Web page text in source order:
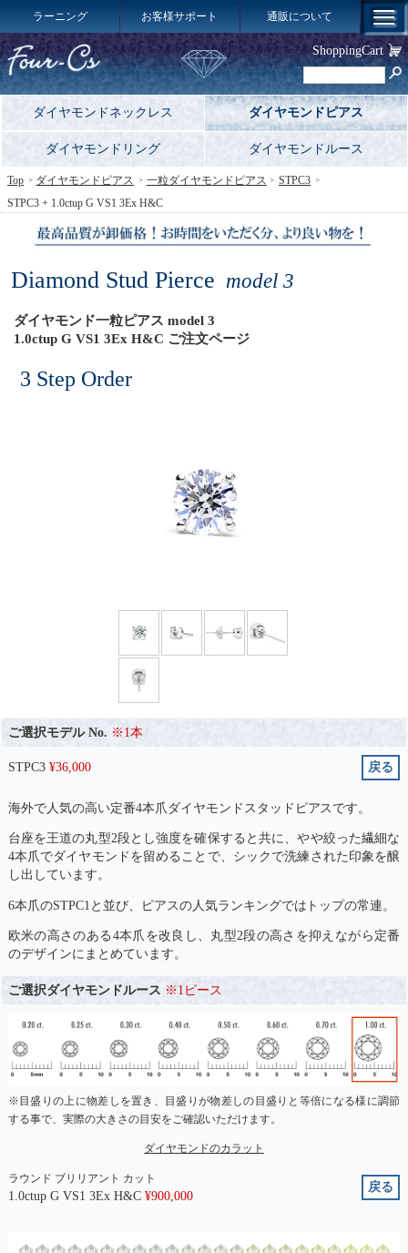
ラーニング お客様サポート 通販について
ダイヤモンドネックレス ダイヤモンドピアス
ダイヤモンドリング ダイヤモンドルース
Diamond Stud Pierce model 3
ダイヤモンド一粒ピアス model 3
1.0ctup G VS1 3Ex H&C ご注文ページ
3 Step Order
ご選択モデル No. ※1本
STPC3 ¥36,000 戻る
海外で人気の高い定番4本爪ダイヤモンドスタッドピアスです。
台座を王道の丸型2段とし強度を確保すると共に、やや絞った繊細な
4本爪でダイヤモンドを留めることで、シックで洗練された印象を醸
し出しています。
6本爪のSTPC1と並び、ピアスの人気ランキングではトップの常連。
欧米の高さのある4本爪を改良し、丸型2段の高さを抑えながら定番
のデザインにまとめています。
ご選択ダイヤモンドルース ※1ピース
※目盛りの上に物差しを置き、目盛りが物差しの目盛りと等倍になる様に調節
する事で、実際の大きさの目安をご確認いただけます。
ダイヤモンドのカラット
ラウンド ブリリアント カット
1.0ctup G VS1 3Ex H&C ¥900,000
戻る
Top ダイヤモンドピアス 一粒ダイヤモンドピアス
STPC3
STPC3 + 1.0ctup G VS1 3Ex H&C
ShoppingCart